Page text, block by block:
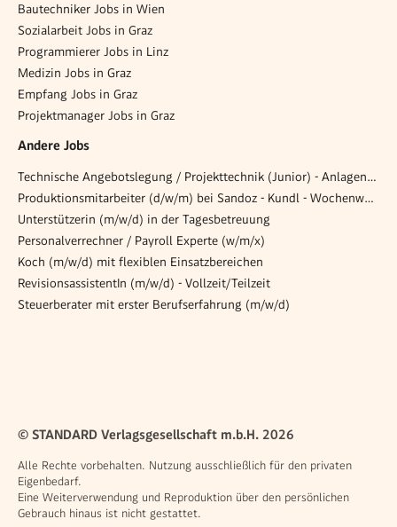
Bautechniker Jobs in Wien
Sozialarbeit Jobs in Graz
Programmierer Jobs in Linz
Medizin Jobs in Graz
Empfang Jobs in Graz
Projektmanager Jobs in Graz
Andere Jobs
Technische Angebotslegung / Projekttechnik (Junior) - Anlagenbau
Produktionsmitarbeiter (d/w/m) bei Sandoz - Kundl - Wochenweiser Wechsel
Unterstützerin (m/w/d) in der Tagesbetreuung
Personalverrechner / Payroll Experte (w/m/x)
Koch (m/w/d) mit flexiblen Einsatzbereichen
RevisionsassistentIn (m/w/d) - Vollzeit/Teilzeit
Steuerberater mit erster Berufserfahrung (m/w/d)
© STANDARD Verlagsgesellschaft m.b.H. 2026
Alle Rechte vorbehalten. Nutzung ausschließlich für den privaten
Eigenbedarf.
Eine Weiterverwendung und Reproduktion über den persönlichen
Gebrauch hinaus ist nicht gestattet.